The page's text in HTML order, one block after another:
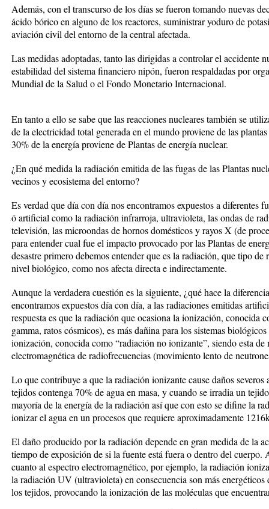
Además, con el transcurso de los días se fueron tomando nuevas
ácido bórico en alguno de los reactores, suministrar yoduro de
aviación civil del entorno de la central afectada.
Las medidas adoptadas, tanto las dirigidas a controlar el accidente
estabilidad del sistema financiero nipón, fueron respaldadas por
Mundial de la Salud o el Fondo Monetario Internacional.
En tanto a ello se sabe que las reacciones nucleares también se
de la electricidad total generada en el mundo proviene de las
30% de la energía proviene de Plantas de energía nuclear.
¿En qué medida la radiación emitida de las fugas de las Plantas
vecinos y ecosistema del entorno?
Es verdad que día con día nos encontramos expuestos a diferentes
ó artificial como la radiación infrarroja, ultravioleta, las ondas de
televisión, las microondas de hornos domésticos y rayos X (de
para entender cual fue el impacto provocado por las Plantas de
desastre primero debemos entender que es la radiación, que tipo
nivel biológico, como nos afecta directa e indirectamente.
Aunque la verdadera cuestión es la siguiente, ¿qué hace la
encontramos expuestos día con día, a las radiaciones emitidas
respuesta es que la radiación que ocasiona la ionización, conocida
gamma, ratos cósmicos), es más dañina para los sistemas
ionización, conocida como “radiación no ionizante”, siendo esta
electromagnética de radiofrecuencias (movimiento lento de
Lo que contribuye a que la radiación ionizante cause daños
tejidos contenga 70% de agua en masa, y cuando se irradia un
mayoría de la energía de la radiación así que con esto se difine la
ionizar el agua en un procesos que requiere aproximadamente
El daño producido por la radiación depende en gran medida de la
tiempo de exposición de si la fuente está fuera o dentro del cuerpo.
cuanto al espectro electromagnético, por ejemplo, la radiación
la radiación UV (ultravioleta) en consecuencia son más energéticos
los tejidos, provocando la ionización de las moléculas que